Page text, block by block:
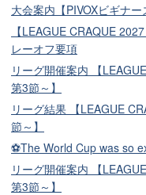
大会案内【PIVOXビギナー
【LEAGUE CRAQUE
レーオフ要項
リーグ開催案内 【
第3節～】
リーグ結果 【LEAGUE
節～】
⚽The World Cup was so
リーグ開催案内 【
第3節～】